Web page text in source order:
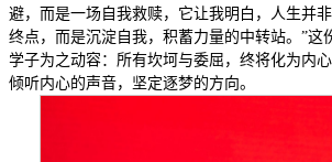
避，而是一场自我救赎，它让我明白，人生并
终点，而是沉淀自我，积蓄力量的中转站。”这
学子为之动容：所有坎坷与委屈，终将化为内
倾听内心的声音，坚定逐梦的方向。